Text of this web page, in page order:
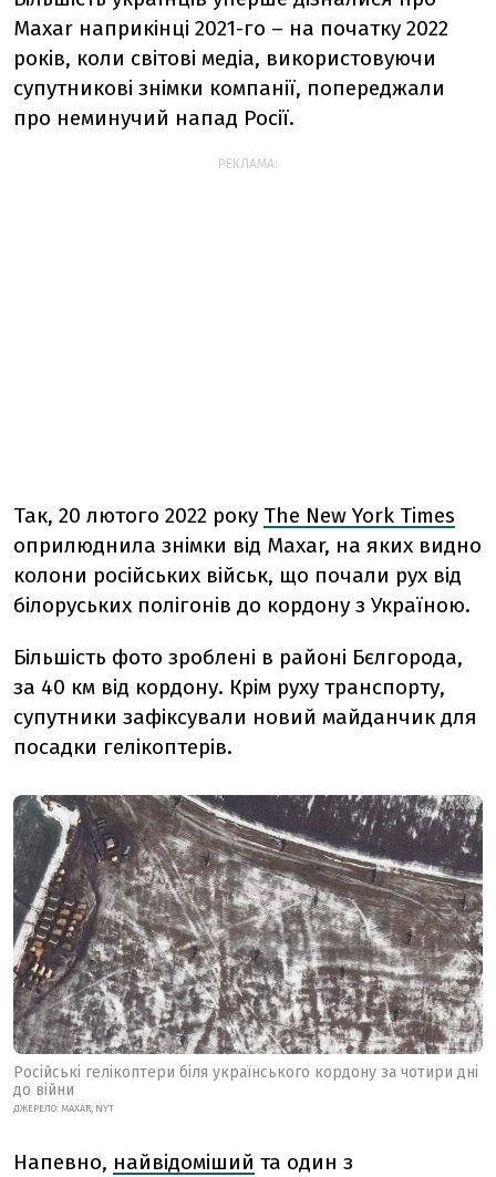
Maxar наприкінці 2021-го – на початку 2022
років, коли світові медіа, використовуючи
супутникові знімки компанії, попереджали
про неминучий напад Росії.
РЕКЛАМА:
Так, 20 лютого 2022 року The New York Times
оприлюднила знімки від Maxar, на яких видно
колони російських військ, що почали рух від
білоруських полігонів до кордону з Україною.
Більшість фото зроблені в районі Бєлгорода,
за 40 км від кордону. Крім руху транспорту,
супутники зафіксували новий майданчик для
посадки гелікоптерів.
Російські гелікоптери біля українського кордону за чотири дні
до війни
ДЖЕРЕЛО: MAXAR, NYT
Напевно, найвідоміший та один з